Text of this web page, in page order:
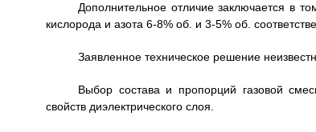
Дополнительное отличие заключается в
кислорода и азота 6-8% об. и 3-5% об.
Заявленное техническое решение
Выбор состава и пропорций газовой
свойств диэлектрического слоя.